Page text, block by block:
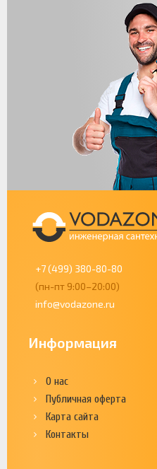
+7 (499) 380-80-80
(пн-пт 9:00–20:00)
info@vodazone.ru
Информация
О нас
Публичная оферта
Карта сайта
Контакты